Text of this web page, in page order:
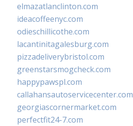
elmazatlanclinton.com
ideacoffeenyc.com
odieschillicothe.com
lacantinitagalesburg.com
pizzadeliverybristol.com
greenstarsmogcheck.com
happypawspl.com
callahansautoservicecenter.com
georgiascornermarket.com
perfectfit24-7.com